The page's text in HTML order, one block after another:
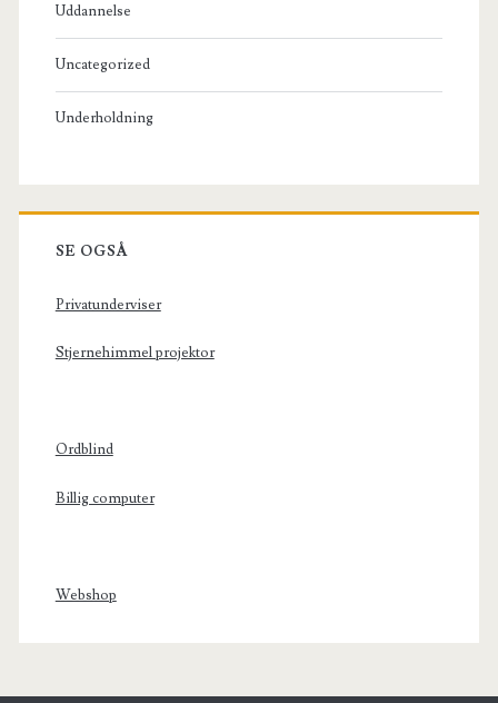
Uddannelse
Uncategorized
Underholdning
SE OGSÅ
Privatunderviser
Stjernehimmel projektor
Ordblind
Billig computer
Webshop